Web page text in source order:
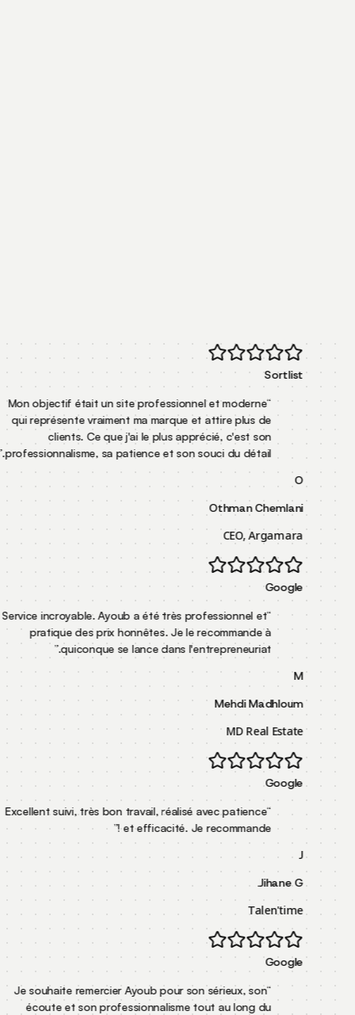
Mon objectif était un site professionnel et
qui représente vraiment ma marque et attire
clients. Ce que j'ai le plus apprécié,
professionnalisme, sa patience et son souci du
”
Service incroyable. Ayoub a été très
pratique des prix honnêtes. Je le
quiconque se lance dans
”
Mehdi
MD
Excellent suivi, très bon travail, réalisé avec
et efficacité. Je
”
Je souhaite remercier Ayoub pour son sérieux,
écoute et son professionnalisme tout au